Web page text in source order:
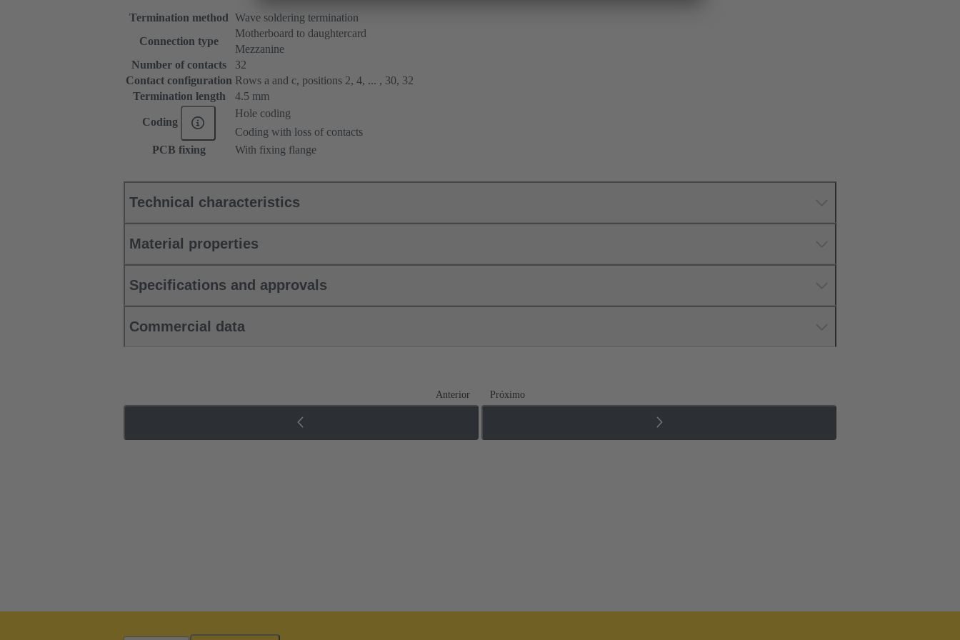
Termination method Wave soldering termination
Connection type
Motherboard to daughtercard
Mezzanine
Number of contacts
32
Contact configuration Rows a and c, positions 2, 4, ... , 30, 32
Termination length
4.5 mm
Coding
Hole coding
Coding with loss of contacts
PCB fixing
With fixing flange
Technical characteristics
Material properties
Specifications and approvals
Commercial data
Anterior Próximo